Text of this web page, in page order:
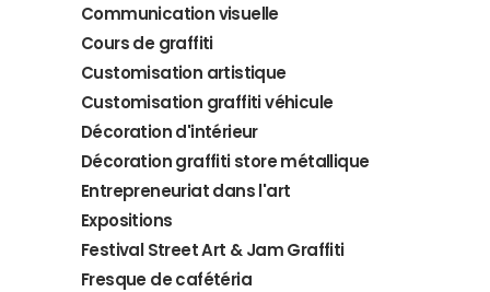
Communication visuelle
Cours de graffiti
Customisation artistique
Customisation graffiti véhicule
Décoration d'intérieur
Décoration graffiti store métallique
Entrepreneuriat dans l'art
Expositions
Festival Street Art & Jam Graffiti
Fresque de cafétéria